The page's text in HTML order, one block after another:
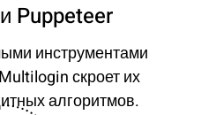
Puppeteer
инструментами
скроет их
алгоритмов.